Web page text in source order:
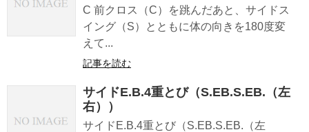
C 前クロス（C）を跳んだあと、サイドス
イング（S）とともに体の向きを180度変
えて...
記事を読む
サイドE.B.4重とび（S.EB.S.EB.（左
右））
サイドE.B.4重とび（S.EB.S.EB.（左